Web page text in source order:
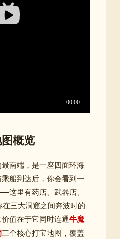
概览
南端，是一座四面环海
船到达后，你会看到一
这里有药店、武器店、
三大洞窟之间奔波时的
值在于它同时连通牛魔
三个核心打宝地图，覆盖